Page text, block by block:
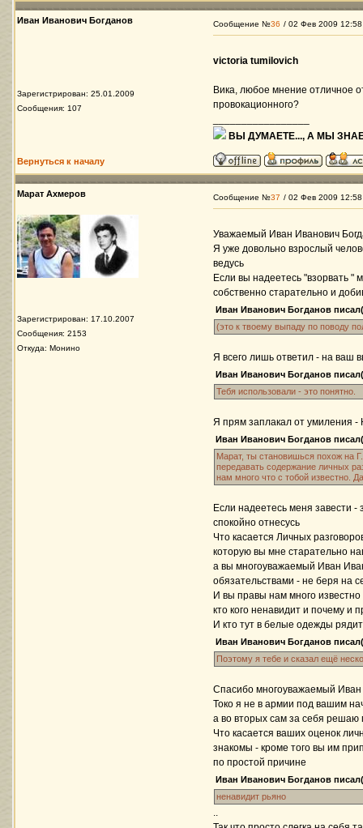
Иван Иванович Богданов
Зарегистрирован: 25.01.2009
Сообщения: 107
Сообщение №36 / 02 Фев 2009 12:58
victoria tumilovich
Вика, любое мнение отличное
провокационного?
ВЫ ДУМАЕТЕ..., А МЫ
Вернуться к началу
Марат Ахмеров
Зарегистрирован: 17.10.2007
Сообщения: 2153
Откуда: Монино
Сообщение №37 / 02 Фев 2009 12:58
Уважаемый Иван Иванович
Я уже довольно взрослый
ведусь
Если вы надеетесь "взорвать "
собственно старательно и
Иван Иванович Богданов
(это к твоему выпаду по поводу
Я всего лишь ответил - на ваш
Иван Иванович Богданов
Тебя использовали - это понятно.
Я прям заплакал от умиления -
Иван Иванович Богданов
Марат, ты становишься похож на
передавать содержание личных
нам много что с тобой известно.
Если надеетесь меня завести -
спокойно отнесусь
Что касается Личных
которую вы мне старательно
а вы многоуважаемый Иван
обязательствами - не беря на
И вы правы нам много
кто кого ненавидит и почему и
И кто тут в белые одежды
Иван Иванович Богданов
Поэтому я тебе и сказал ещё
Спасибо многоуважаемый Иван
Токо я не в армии под вашим
а во вторых сам за себя решаю
Что касается ваших оценок
знакомы - кроме того вы им
по простой причине
Иван Иванович Богданов
ненавидит рьяно
..